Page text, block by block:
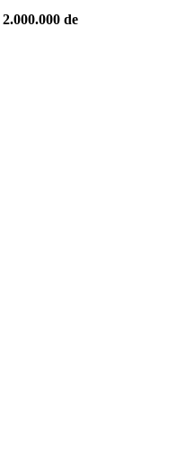
2.000.000 de